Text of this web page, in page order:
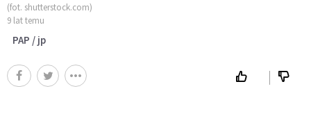
(fot. shutterstock.com)
9 lat temu
PAP / jp